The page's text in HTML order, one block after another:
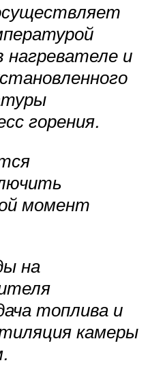
нагревателе и
горения.
момент
на
топлива и
камеры